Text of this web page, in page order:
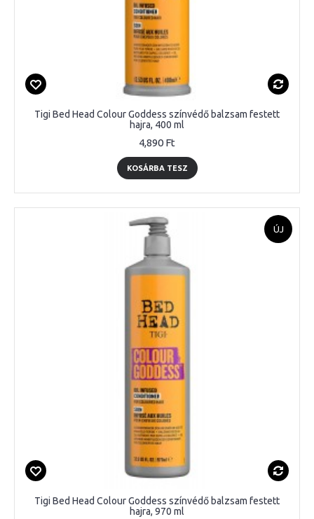
Tigi Bed Head Colour Goddess színvédő balzsam festett
hajra, 400 ml
4,890 Ft
KOSÁRBA TESZ
ÚJ
Tigi Bed Head Colour Goddess színvédő balzsam festett
hajra, 970 ml